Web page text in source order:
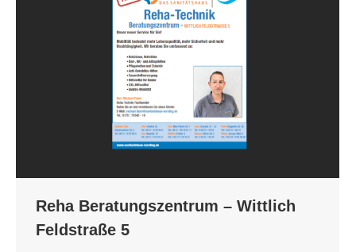
Reha Beratungszentrum – Wittlich
Feldstraße 5